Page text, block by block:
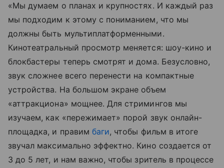
«Мы думаем о планах и крупностях. И каждый раз
мы подходим к этому с пониманием, что мы
должны быть мультиплатформенными.
Кинотеатральный просмотр меняется: шоу-кино и
блокбастеры теперь смотрят и дома. Безусловно,
звук сложнее всего перенести на компактные
устройства. На большом экране объем
«аттракциона» мощнее. Для стримингов мы
изучаем, как «пережимает» порой звук онлайн-
площадка, и правим баги, чтобы фильм в итоге
звучал максимально эффектно. Кино создается от
3 до 5 лет, и нам важно, чтобы зритель в процессе